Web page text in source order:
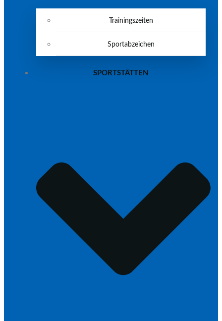
Trainingszeiten
Sportabzeichen
SPORTSTÄTTEN